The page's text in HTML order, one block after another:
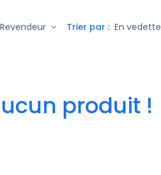
Revendeur Trier par : En vedette
produit !